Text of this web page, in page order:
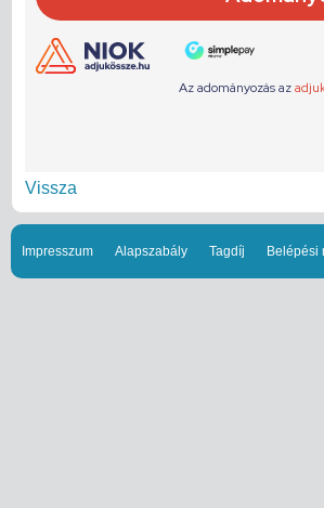
Vissza
Impresszum Alapszabály Tagdíj Belépési